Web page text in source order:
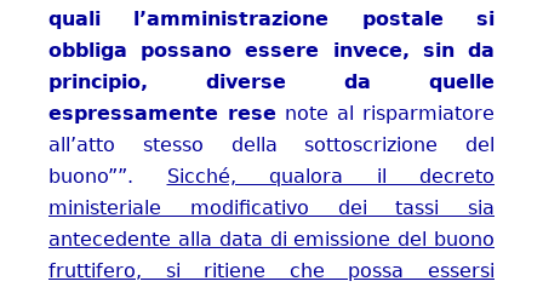
quali l’amministrazione postale si
obbliga possano essere invece, sin da
principio, diverse da quelle
espressamente rese note al risparmiatore
all’atto stesso della sottoscrizione del
buono””. Sicché, qualora il decreto
ministeriale modificativo dei tassi sia
antecedente alla data di emissione del buono
fruttifero, si ritiene che possa essersi